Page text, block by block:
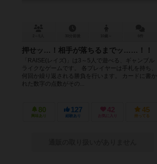
押せッ…！相手が落ちるまでッ……！！
「RAISE(レイズ)」は3～5人で遊べる、ギャンブル
ライクなゲームです。 各プレイヤーは手札を持ち、
何回か繰り返される勝負を行います。 カードに書か
れた数字の点数がその...
80
興味あり
127
経験あり
42
お気に入り
45
持ってる